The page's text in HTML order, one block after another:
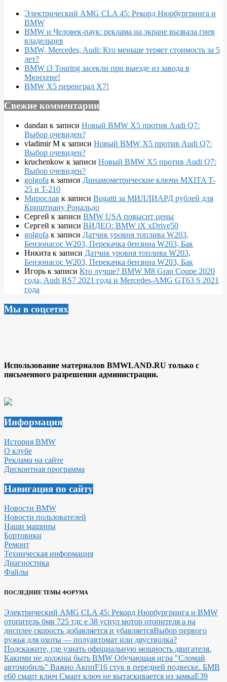
Электрический AMG CLA 45: Рекорд Нюрбургринга и
BMW
BMW и Человек-паук: реклама на экране вызвала гнев
владельцев
BMW, Mercedes, Audi: Кто меньше теряет стоимость за 5
лет?
BMW i3 Touring засекли при выезде из завода в
Мюнхене!
BMW X5 переиграл X7!
Свежие комментарии
dandan к записи Новый BMW X5 против Audi Q7:
Выбор очевиден?
vladimir M к записи Новый BMW X5 против Audi Q7:
Выбор очевиден?
kruchenkow к записи Новый BMW X5 против Audi Q7:
Выбор очевиден?
golgofa к записи Динамометрические ключи MXITA T-
25 и T-210
Мирослав к записи Bugatti за МИЛЛИАРД рублей для
Криштиану Рональдо
Сергей к записи BMW USA повысит цены
Сергей к записи ВИДЕО: BMW iX xDrive50
golgofa к записи Датчик уровня топлива W203,
Бензонасос W203, Перекачка бензина W203, Бак
Никита к записи Датчик уровня топлива W203,
Бензонасос W203, Перекачка бензина W203, Бак
Игорь к записи Кто лучше? BMW M8 Gran Coupe 2020
года, Audi RS7 2021 года и Mercedes-AMG GT63 S 2021
года
Мы в соцсетях
Использование материалов BMWLAND.RU только с
письменного разрешения администрации.
Информация
История BMW
О клубе
Реклама на сайте
Дисконтная программа
Навигация по сайту
Новости BMW
Новости пользователей
Наши машины
Бортовики
Ремонт
Техническая информация
Диагностика
Файлы
ПОСЛЕДНИЕ ТЕМЫ ФОРУМА
Электрический AMG CLA 45: Рекорд Нюрбургринга и BMW
отопитель бмв 725 тдс е 38 уснул мотор отопителя а на
дисплее скорость добавляется и убавляетсяВыбор первого
ружья для охоты — полуавтомат или двустволка?
Подскажите, где узнать официальную мощность двигателя.
Какими не должны быть BMW Обучающая игра "Сломай
автомобиль" Важно АкппF16 стук в передней подвеске. БМВ
е60 смарт ключ Смарт ключ не вытаскивается из замкаE39